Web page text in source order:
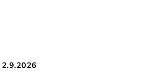
2.9.2026